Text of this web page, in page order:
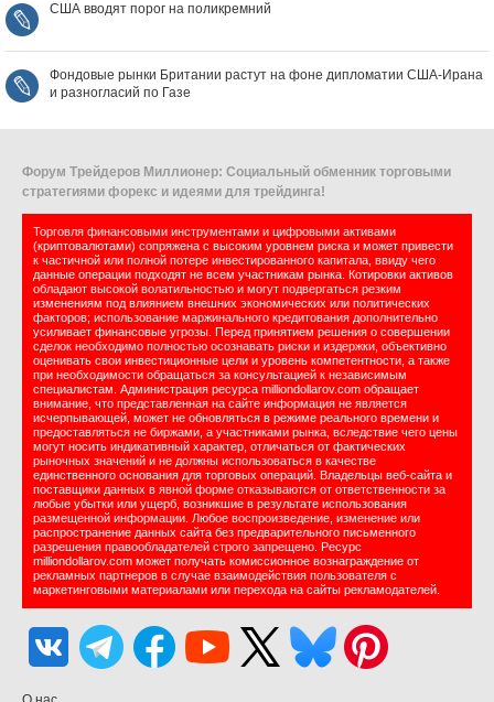
США вводят порог на поликремний
Фондовые рынки Британии растут на фоне дипломатии США‑Ирана
и разногласий по Газе
Форум Трейдеров Миллионер: Социальный обменник торговыми
стратегиями форекс и идеями для трейдинга!
Торговля финансовыми инструментами и цифровыми активами
(криптовалютами) сопряжена с высоким уровнем риска и может привести
к частичной или полной потере инвестированного капитала, ввиду чего
данные операции подходят не всем участникам рынка. Котировки активов
обладают высокой волатильностью и могут подвергаться резким
изменениям под влиянием внешних экономических или политических
факторов; использование маржинального кредитования дополнительно
усиливает финансовые угрозы. Перед принятием решения о совершении
сделок необходимо полностью осознавать риски и издержки, объективно
оценивать свои инвестиционные цели и уровень компетентности, а также
при необходимости обращаться за консультацией к независимым
специалистам. Администрация ресурса milliondollarov.com обращает
внимание, что представленная на сайте информация не является
исчерпывающей, может не обновляться в режиме реального времени и
предоставляться не биржами, а участниками рынка, вследствие чего цены
могут носить индикативный характер, отличаться от фактических
рыночных значений и не должны использоваться в качестве
единственного основания для торговых операций. Владельцы веб-сайта и
поставщики данных в явной форме отказываются от ответственности за
любые убытки или ущерб, возникшие в результате использования
размещенной информации. Любое воспроизведение, изменение или
распространение данных сайта без предварительного письменного
разрешения правообладателей строго запрещено. Ресурс
milliondollarov.com может получать комиссионное вознаграждение от
рекламных партнеров в случае взаимодействия пользователя с
маркетинговыми материалами или перехода на сайты рекламодателей.